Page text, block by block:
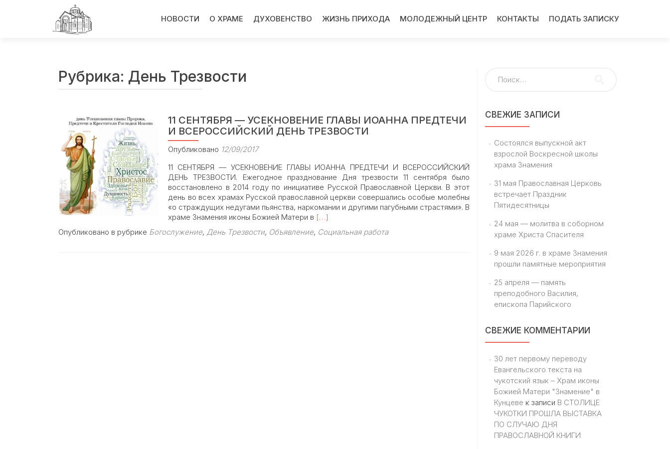
кНОВОСТИ О ХРАМЕ ДУХОВЕНСТВО ЖИЗНЬ ПРИХОДА МОЛОДЕЖНЫЙ ЦЕНТР КОНТАКТЫ ПОДАТЬ ЗАПИСКУ
Рубрика: День Трезвости
11 СЕНТЯБРЯ — УСЕКНОВЕНИЕ ГЛАВЫ ИОАННА ПРЕДТЕЧИ
И ВСЕРОССИЙСКИЙ ДЕНЬ ТРЕЗВОСТИ
Опубликовано 12/09/2017
11 СЕНТЯБРЯ — УСЕКНОВЕНИЕ ГЛАВЫ ИОАННА ПРЕДТЕЧИ И ВСЕРОССИЙСКИЙ
ДЕНЬ ТРЕЗВОСТИ. Ежегодное празднование Дня трезвости 11 сентября было
восстановлено в 2014 году по инициативе Русской Православной Церкви. В этот
день во всех храмах Русской православной церкви совершались особые молебны
«о страждущих недугами пьянства, наркомании и другими пагубными страстями». В
храме Знамения иконы Божией Матери в Read
about
[…]
Опубликовано в рубрике Богослужение, День Трезвости, Объявление, Социальная работа
Найти:
СВЕЖИЕ ЗАПИСИ
Состоялся выпускной акт
взрослой Воскресной школы
храма Знамения
31 мая Православная Церковь
встречает Праздник
Пятидесятницы
24 мая — молитва в соборном
храме Христа Спасителя
9 мая 2026 г. в храме Знамения
прошли памятные мероприятия
25 апреля — память
преподобного Василия,
епископа Парийского
СВЕЖИЕ КОММЕНТАРИИ
30 лет первому переводу
Евангельского текста на
чукотский язык – Храм иконы
Божией Матери "Знамение" в
Кунцеве к записи В СТОЛИЦЕ
ЧУКОТКИ ПРОШЛА ВЫСТАВКА
ПО СЛУЧАЮ ДНЯ
ПРАВОСЛАВНОЙ КНИГИ